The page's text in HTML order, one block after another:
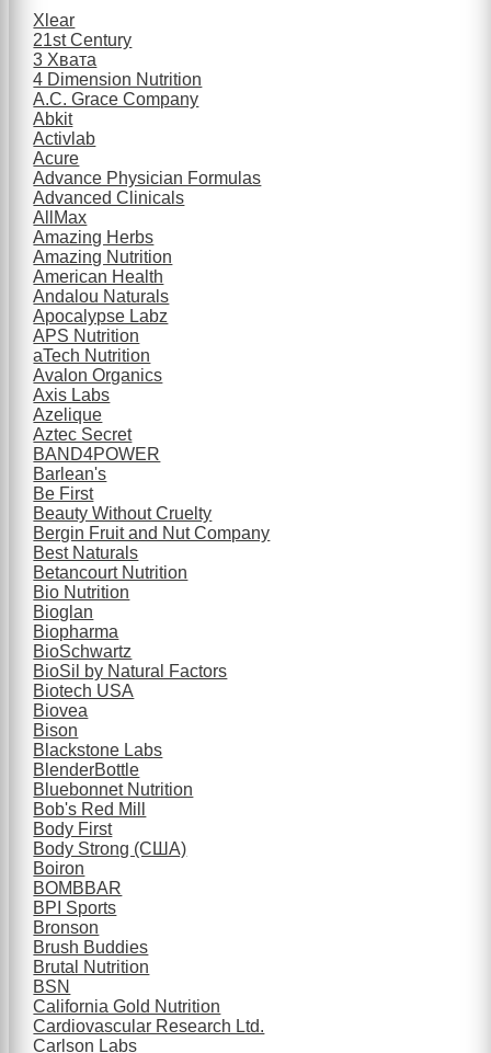
Xlear
21st Century
3 Хвата
4 Dimension Nutrition
A.C. Grace Company
Abkit
Activlab
Acure
Advance Physician Formulas
Advanced Clinicals
AllMax
Amazing Herbs
Amazing Nutrition
American Health
Andalou Naturals
Apocalypse Labz
APS Nutrition
aTech Nutrition
Avalon Organics
Axis Labs
Azelique
Aztec Secret
BAND4POWER
Barlean's
Be First
Beauty Without Cruelty
Bergin Fruit and Nut Company
Best Naturals
Betancourt Nutrition
Bio Nutrition
Bioglan
Biopharma
BioSchwartz
BioSil by Natural Factors
Biotech USA
Biovea
Bison
Blackstone Labs
BlenderBottle
Bluebonnet Nutrition
Bob's Red Mill
Body First
Body Strong (США)
Boiron
BOMBBAR
BPI Sports
Bronson
Brush Buddies
Brutal Nutrition
BSN
California Gold Nutrition
Cardiovascular Research Ltd.
Carlson Labs